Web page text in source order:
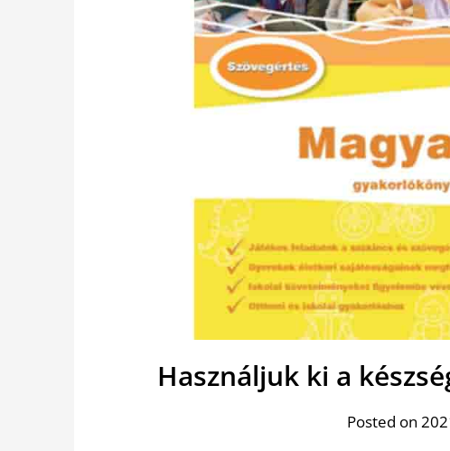
Használjuk ki a
Posted on